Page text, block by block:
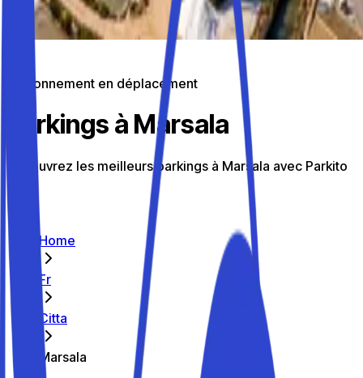
Stationnement en déplacement
Parkings à Marsala
Découvrez les meilleurs parkings à Marsala avec Parkito
Home
Fr
Citta
Marsala